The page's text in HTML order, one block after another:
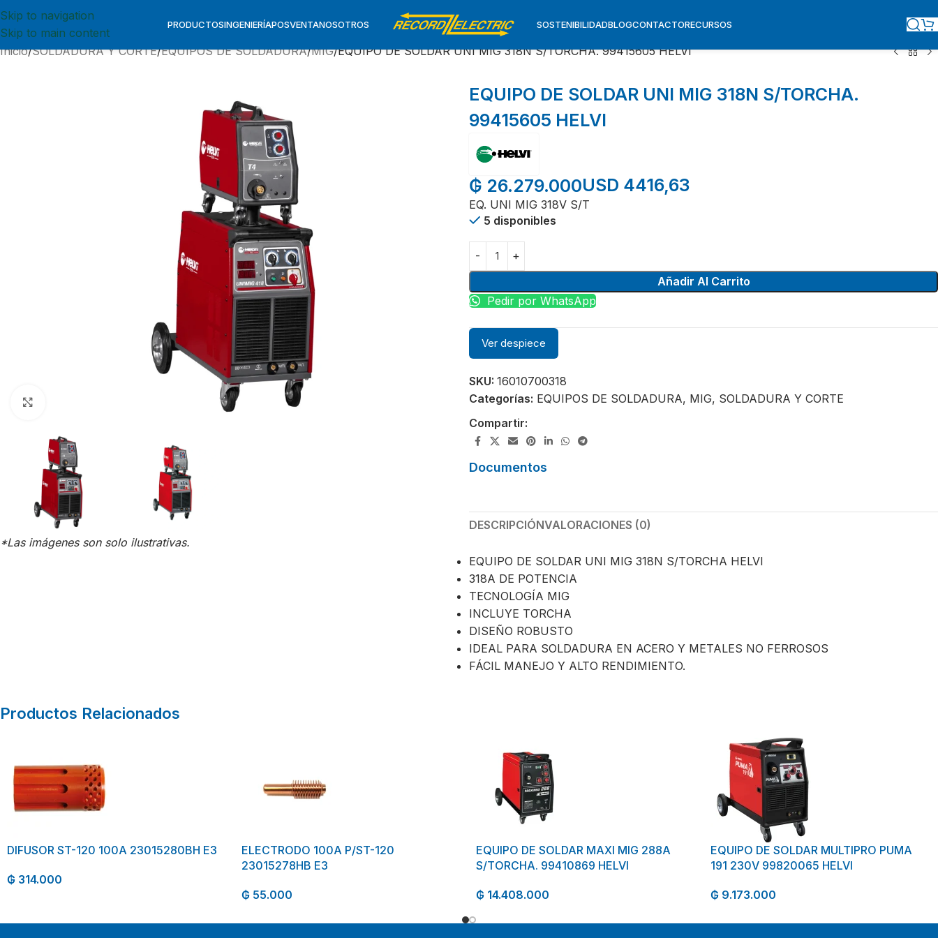
Skip to navigation
Skip to main content
PRODUCTOSINGENIERÍAPOSVENTANOSOTROS SOSTENIBILIDADBLOGCONTACTORECURSOS
Inicio SOLDADURA Y CORTE EQUIPOS DE SOLDADURA MIG EQUIPO DE SOLDAR UNI MIG 318N S/TORCHA. 99415605 HELVI
*Las imágenes son solo ilustrativas.
EQUIPO DE SOLDAR UNI MIG 318N S/TORCHA.
99415605 HELVI
₲ 26.279.000USD 4416,63
EQ. UNI MIG 318V S/T
5 disponibles
Añadir Al Carrito
Pedir por WhatsApp
Ver despiece
SKU: 16010700318
Categorías: EQUIPOS DE SOLDADURA, MIG, SOLDADURA Y CORTE
Compartir:
Documentos
DESCRIPCIÓNVALORACIONES (0)
EQUIPO DE SOLDAR UNI MIG 318N S/TORCHA HELVI
318A DE POTENCIA
TECNOLOGÍA MIG
INCLUYE TORCHA
DISEÑO ROBUSTO
IDEAL PARA SOLDADURA EN ACERO Y METALES NO FERROSOS
FÁCIL MANEJO Y ALTO RENDIMIENTO.
Productos Relacionados
DIFUSOR ST-120 100A 23015280BH E3
₲ 314.000
ELECTRODO 100A P/ST-120
23015278HB E3
₲ 55.000
EQUIPO DE SOLDAR MAXI MIG 288A
S/TORCHA. 99410869 HELVI
₲ 14.408.000
EQUIPO DE SOLDAR MULTIPRO PUMA
191 230V 99820065 HELVI
₲ 9.173.000